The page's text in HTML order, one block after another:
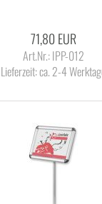
71,80 EUR
Art.Nr.: IPP-012
Lieferzeit:ca. 2-4